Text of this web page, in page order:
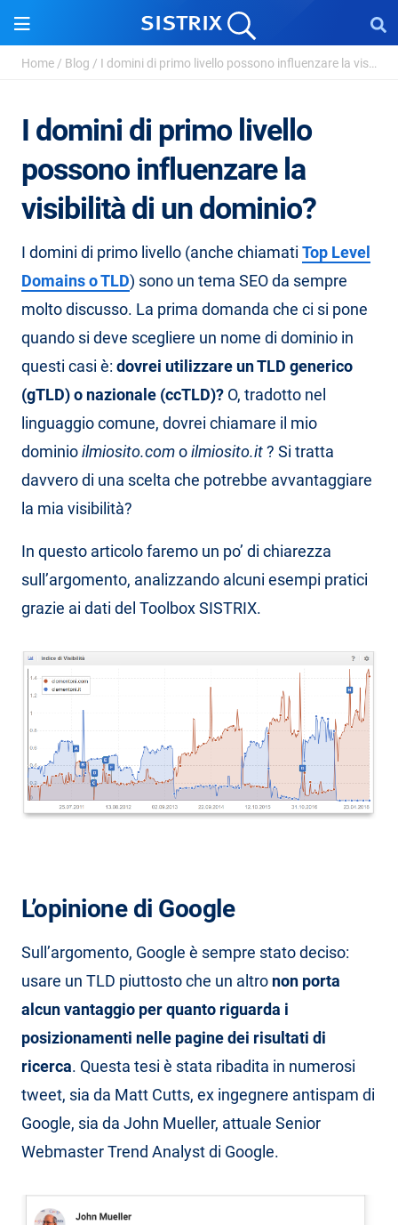
Home / Blog / I domini di primo livello possono influenzare la visibilità ...
I domini di primo livello
possono influenzare la
visibilità di un dominio?
I domini di primo livello (anche chiamati Top Level
Domains o TLD) sono un tema SEO da sempre
molto discusso. La prima domanda che ci si pone
quando si deve scegliere un nome di dominio in
questi casi è: dovrei utilizzare un TLD generico
(gTLD) o nazionale (ccTLD)? O, tradotto nel
linguaggio comune, dovrei chiamare il mio
dominioilmiosito.comoilmiosito.it? Si tratta
davvero di una scelta che potrebbe avvantaggiare
la mia visibilità?
In questo articolo faremo un po’ di chiarezza
sull’argomento, analizzando alcuni esempi pratici
grazie ai dati del Toolbox SISTRIX.
L’opinione di Google
Sull’argomento, Google è sempre stato deciso:
usare un TLD piuttosto che un altro non porta
alcun vantaggio per quanto riguarda i
posizionamenti nelle pagine dei risultati di
ricerca. Questa tesi è stata ribadita in numerosi
tweet, sia da Matt Cutts, ex ingegnere antispam di
Google, sia da John Mueller, attuale Senior
Webmaster Trend Analyst di Google.